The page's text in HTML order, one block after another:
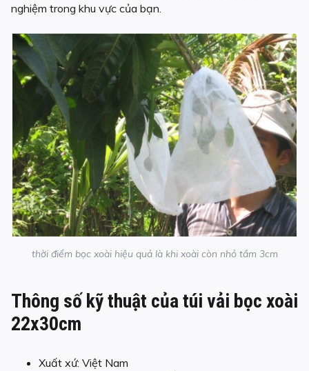
nghiệm trong khu vực của bạn.
thời điểm bọc xoài hiệu quả là khi xoài còn nhỏ tầm 3cm
Thông số kỹ thuật của túi vải bọc xoài
22x30cm
Xuất xứ: Việt Nam